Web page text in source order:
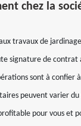
chez la
travaux de
signature de contrat
sont à confier
peuvent varier du
pour vous et